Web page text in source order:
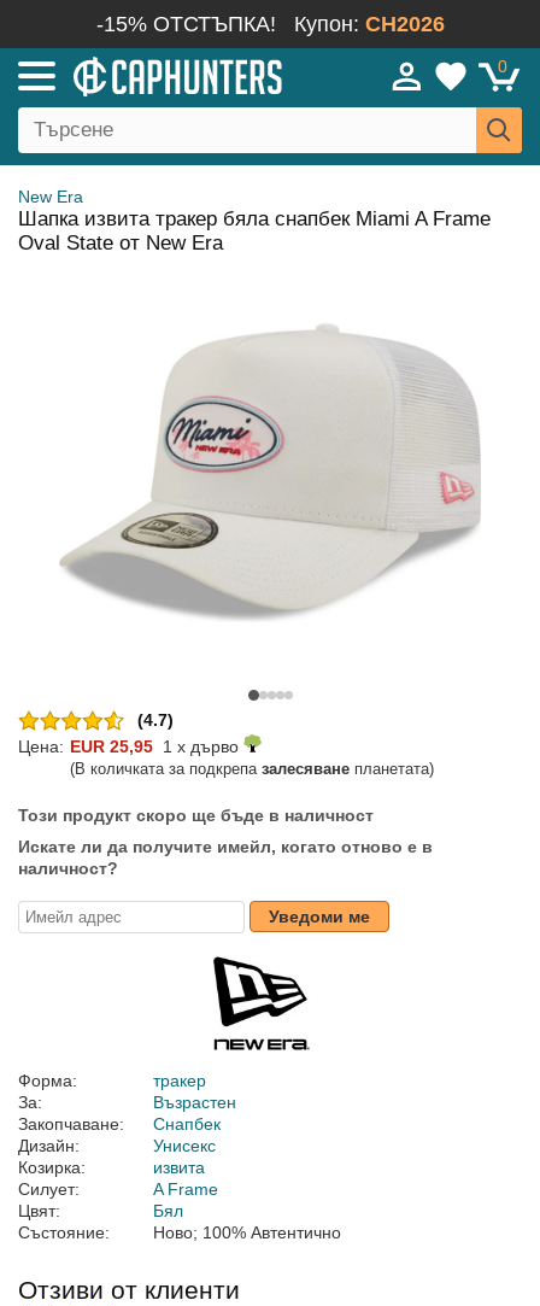
-15% ОТСТЪПКА! Купон: CH2026
0
New Era
Шапка извита тракер бяла снапбек Miami A Frame
Oval State от New Era
(4.7)
Цена: EUR 25,95 1 x дърво
(В количката за подкрепа залесяване планетата)
Този продукт скоро ще бъде в наличност
Искате ли да получите имейл, когато отново е в
наличност?
Уведоми ме
Форма:
тракер
За:
Възрастен
Закопчаване:
Снапбек
Дизайн:
Унисекс
Козирка:
извита
Силует:
A Frame
Цвят:
Бял
Състояние:
Ново; 100% Автентично
Отзиви от клиенти